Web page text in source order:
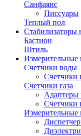
Санфаянс
Писсуары
Теплый пол
Бастион
Штиль
Измерительные
Счетчики воды
Счетчики
Счетчики газа
Адаптеры
Счетчики
Измерительные